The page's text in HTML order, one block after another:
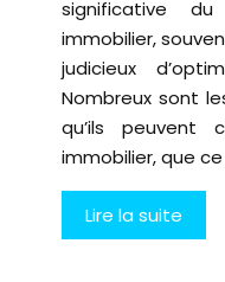
significative
immobilier,
judicieux
Nombreux sont
qu’ils peuvent
immobilier, que
Lire la suite